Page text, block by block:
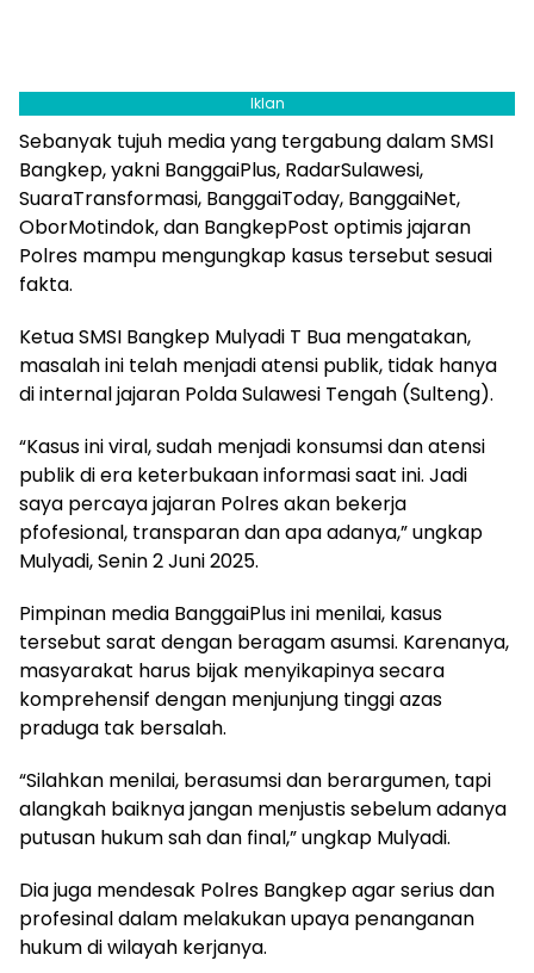
Iklan
Sebanyak tujuh media yang tergabung dalam SMSI
Bangkep, yakni BanggaiPlus, RadarSulawesi,
SuaraTransformasi, BanggaiToday, BanggaiNet,
OborMotindok, dan BangkepPost optimis jajaran
Polres mampu mengungkap kasus tersebut sesuai
fakta.
Ketua SMSI Bangkep Mulyadi T Bua mengatakan,
masalah ini telah menjadi atensi publik, tidak hanya
di internal jajaran Polda Sulawesi Tengah (Sulteng).
“Kasus ini viral, sudah menjadi konsumsi dan atensi
publik di era keterbukaan informasi saat ini. Jadi
saya percaya jajaran Polres akan bekerja
pfofesional, transparan dan apa adanya,” ungkap
Mulyadi, Senin 2 Juni 2025.
Pimpinan media BanggaiPlus ini menilai, kasus
tersebut sarat dengan beragam asumsi. Karenanya,
masyarakat harus bijak menyikapinya secara
komprehensif dengan menjunjung tinggi azas
praduga tak bersalah.
“Silahkan menilai, berasumsi dan berargumen, tapi
alangkah baiknya jangan menjustis sebelum adanya
putusan hukum sah dan final,” ungkap Mulyadi.
Dia juga mendesak Polres Bangkep agar serius dan
profesinal dalam melakukan upaya penanganan
hukum di wilayah kerjanya.